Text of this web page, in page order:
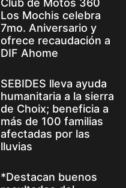
Club de Motos 360
Los Mochis celebra
7mo. Aniversario y
ofrece recaudación a
DIF Ahome
SEBIDES lleva ayuda
humanitaria a la sierra
de Choix; beneficia a
más de 100 familias
afectadas por las
lluvias
*Destacan buenos